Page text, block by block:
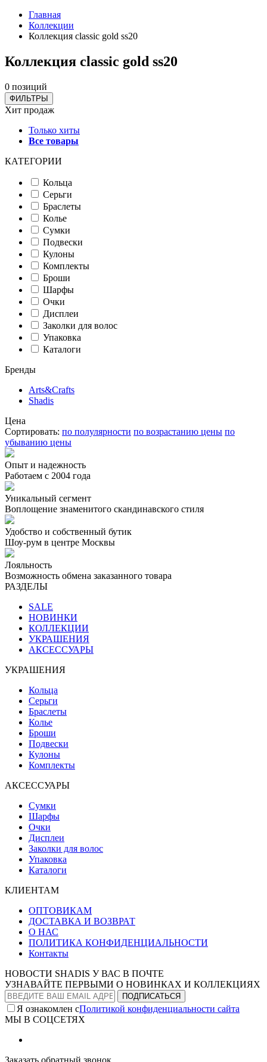
Главная
Коллекции
Коллекция classic gold ss20
Коллекция classic gold ss20
0 позиций
ФИЛЬТРЫ
Хит продаж
Только хиты
Все товары
КАТЕГОРИИ
Кольца
Серьги
Браслеты
Колье
Сумки
Подвески
Кулоны
Комплекты
Броши
Шарфы
Очки
Дисплеи
Заколки для волос
Упаковка
Каталоги
Бренды
Arts&Crafts
Shadis
Цена
Сортировать: по полулярности по возрастанию цены по
убыванию цены
Опыт и надежность
Работаем с 2004 года
Уникальный сегмент
Воплощение знаменитого скандинавского стиля
Удобство и собственный бутик
Шоу-рум в центре Москвы
Лояльность
Возможность обмена заказанного товара
РАЗДЕЛЫ
SALE
НОВИНКИ
КОЛЛЕКЦИИ
УКРАШЕНИЯ
АКСЕССУАРЫ
УКРАШЕНИЯ
Кольца
Серьги
Браслеты
Колье
Броши
Подвески
Кулоны
Комплекты
АКСЕССУАРЫ
Сумки
Шарфы
Очки
Дисплеи
Заколки для волос
Упаковка
Каталоги
КЛИЕНТАМ
ОПТОВИКАМ
ДОСТАВКА И ВОЗВРАТ
О НАС
ПОЛИТИКА КОНФИДЕНЦИАЛЬНОСТИ
Контакты
НОВОСТИ SHADIS У ВАС В ПОЧТЕ
УЗНАВАЙТЕ ПЕРВЫМИ О НОВИНКАХ И КОЛЛЕКЦИЯХ
Я ознакомлен сПолитикой конфиденциальности сайта
МЫ В СОЦСЕТЯХ
Заказать обратный звонок